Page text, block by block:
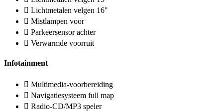
Lichtmetalen velgen 16"
Mistlampen voor
Parkeersensor achter
Verwarmde voorruit
Infotainment
Multimedia-voorbereiding
Navigatiesysteem full map
Radio-CD/MP3 speler